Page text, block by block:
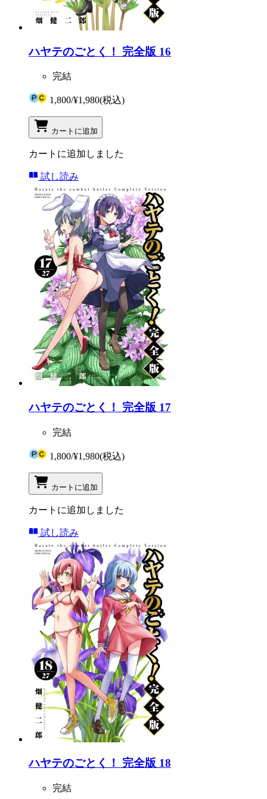
ハヤテのごとく！ 完全版 16
完結
1,800/¥1,980(税込)
カートに追加
カートに追加しました
試し読み
ハヤテのごとく！ 完全版 17
完結
1,800/¥1,980(税込)
カートに追加
カートに追加しました
試し読み
ハヤテのごとく！ 完全版 18
完結